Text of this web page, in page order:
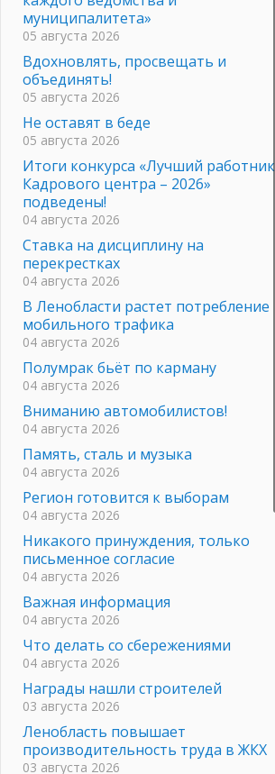
муниципалитета»
05 августа 2026
Вдохновлять, просвещать и
объединять!
05 августа 2026
Не оставят в беде
05 августа 2026
Итоги конкурса «Лучший работник
Кадрового центра – 2026»
подведены!
04 августа 2026
Ставка на дисциплину на
перекрестках
04 августа 2026
В Ленобласти растет потребление
мобильного трафика
04 августа 2026
Полумрак бьёт по карману
04 августа 2026
Вниманию автомобилистов!
04 августа 2026
Память, сталь и музыка
04 августа 2026
Регион готовится к выборам
04 августа 2026
Никакого принуждения, только
письменное согласие
04 августа 2026
Важная информация
04 августа 2026
Что делать со сбережениями
04 августа 2026
Награды нашли строителей
03 августа 2026
Ленобласть повышает
производительность труда в ЖКХ
03 августа 2026